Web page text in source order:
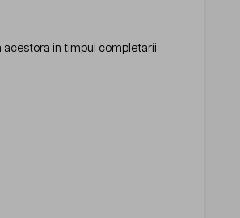
acestora in timpul completarii